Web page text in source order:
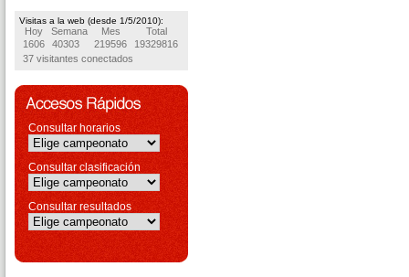
Visitas a la web (desde 1/5/2010):
Hoy Semana Mes
Total
1606
40303 219596
19329816
37 visitantes conectados
Consultar horarios
Consultar clasificación
Consultar resultados